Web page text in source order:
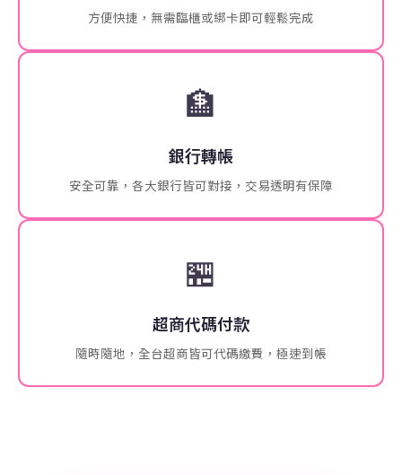
方便快捷，無需臨櫃或綁卡即可輕鬆完成
🏦
銀行轉帳
安全可靠，各大銀行皆可對接，交易透明有保障
🏪
超商代碼付款
隨時隨地，全台超商皆可代碼繳費，極速到帳